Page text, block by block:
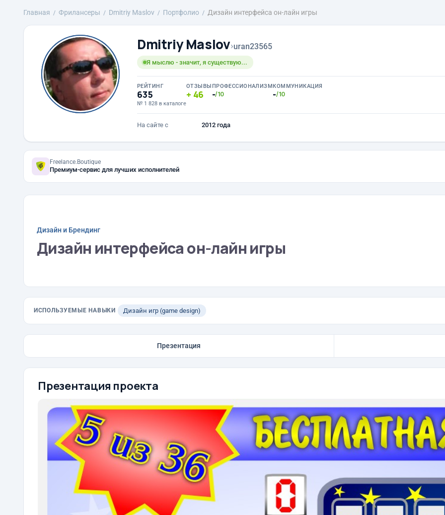
Главная Фрилансеры Dmitriy Maslov Портфолио Дизайн интерфейса он-лайн игры
Dmitriy Maslov›uran23565
Я мыслю - значит, я существую...
РЕЙТИНГ
635
№ 1 828 в каталоге
ОТЗЫВЫ
46
ПРОФЕССИОНАЛИЗМ
-/10
КОММУНИКАЦИЯ
-/10
На сайте с 2012 года
Freelance.Boutique
Премиум-сервис для лучших исполнителей
Дизайн и Брендинг
Дизайн интерфейса он-лайн игры
ИСПОЛЬЗУЕМЫЕ НАВЫКИ Дизайн игр (game design)
Презентация
Презентация проекта